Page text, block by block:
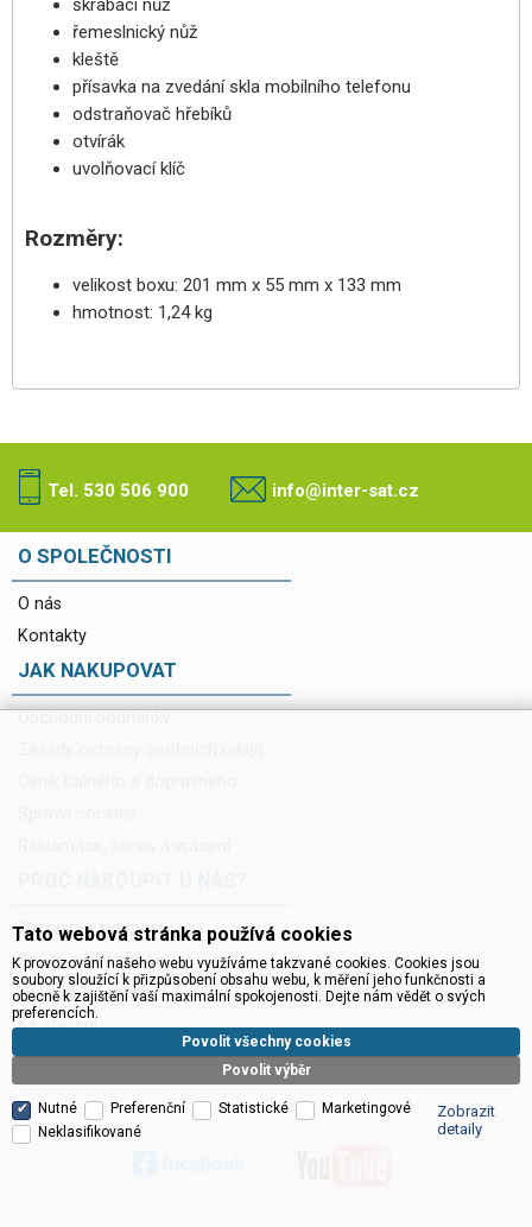
škrabací nůž
řemeslnický nůž
kleště
přísavka na zvedání skla mobilního telefonu
odstraňovač hřebíků
otvírák
uvolňovací klíč
Rozměry:
velikost boxu: 201 mm x 55 mm x 133 mm
hmotnost: 1,24 kg
Tel. 530 506 900 info@inter-sat.cz
O SPOLEČNOSTI
O nás
Kontakty
JAK NAKUPOVAT
Technická podpora
Servis a reklamace
Novinky do mailu
Ke stažení
Tato webová stránka používá cookies
K provozování našeho webu využíváme takzvané cookies. Cookies jsou
soubory sloužící k přizpůsobení obsahu webu, k měření jeho funkčnosti a
obecně k zajištění vaší maximální spokojenosti. Dejte nám vědět o svých
preferencích.
Povolit výběr
Povolit všechny cookies
Nutné Preferenční Statistické
Marketingové
Neklasifikované
Zobrazit
detaily